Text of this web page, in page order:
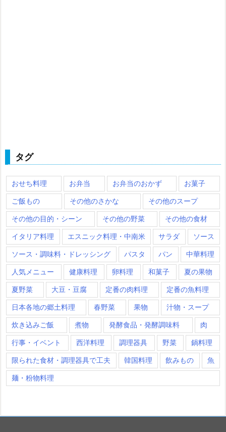
タグ
おせち料理 お弁当 お弁当のおかず お菓子
ご飯もの その他のさかな その他のスープ
その他の目的・シーン その他の野菜 その他の食材
イタリア料理 エスニック料理・中南米 サラダ ソース
ソース・調味料・ドレッシング パスタ パン 中華料理
人気メニュー 健康料理 卵料理 和菓子 夏の果物
夏野菜 大豆・豆腐 定番の肉料理 定番の魚料理
日本各地の郷土料理 春野菜 果物 汁物・スープ
炊き込みご飯 煮物 発酵食品・発酵調味料 肉
行事・イベント 西洋料理 調理器具 野菜 鍋料理
限られた食材・調理器具で工夫 韓国料理 飲みもの 魚
麺・粉物料理